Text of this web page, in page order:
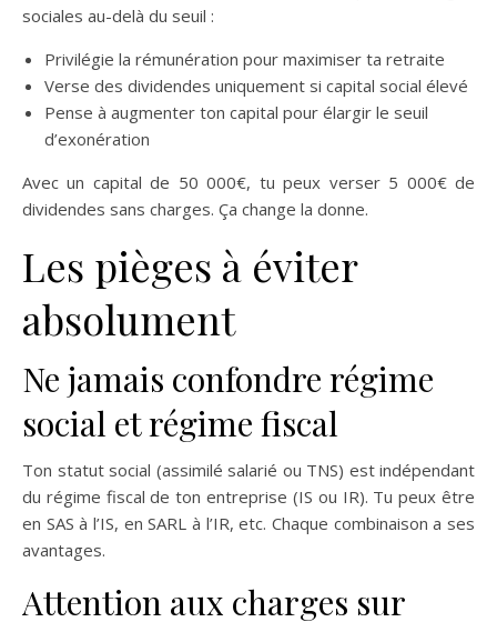
sociales au-delà du seuil :
Privilégie la rémunération pour maximiser ta retraite
Verse des dividendes uniquement si capital social élevé
Pense à augmenter ton capital pour élargir le seuil
d’exonération
Avec un capital de 50 000€, tu peux verser 5 000€ de
dividendes sans charges. Ça change la donne.
Les pièges à éviter
absolument
Ne jamais confondre régime
social et régime fiscal
Ton statut social (assimilé salarié ou TNS) est indépendant
du régime fiscal de ton entreprise (IS ou IR). Tu peux être
en SAS à l’IS, en SARL à l’IR, etc. Chaque combinaison a ses
avantages.
Attention aux charges sur